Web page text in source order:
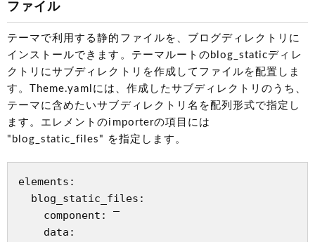
ファイル
テーマで利用する静的ファイルを、ブログディレクトリに
インストールできます。テーマルートのblog_staticディレ
クトリにサブディレクトリを作成してファイルを配置しま
す。Theme.yamlには、作成したサブディレクトリのうち、
テーマに含めたいサブディレクトリ名を配列形式で指定し
ます。エレメントのimporterの項目には
"blog_static_files" を指定します。
elements:
  blog_static_files:
    component: ‾
    data: